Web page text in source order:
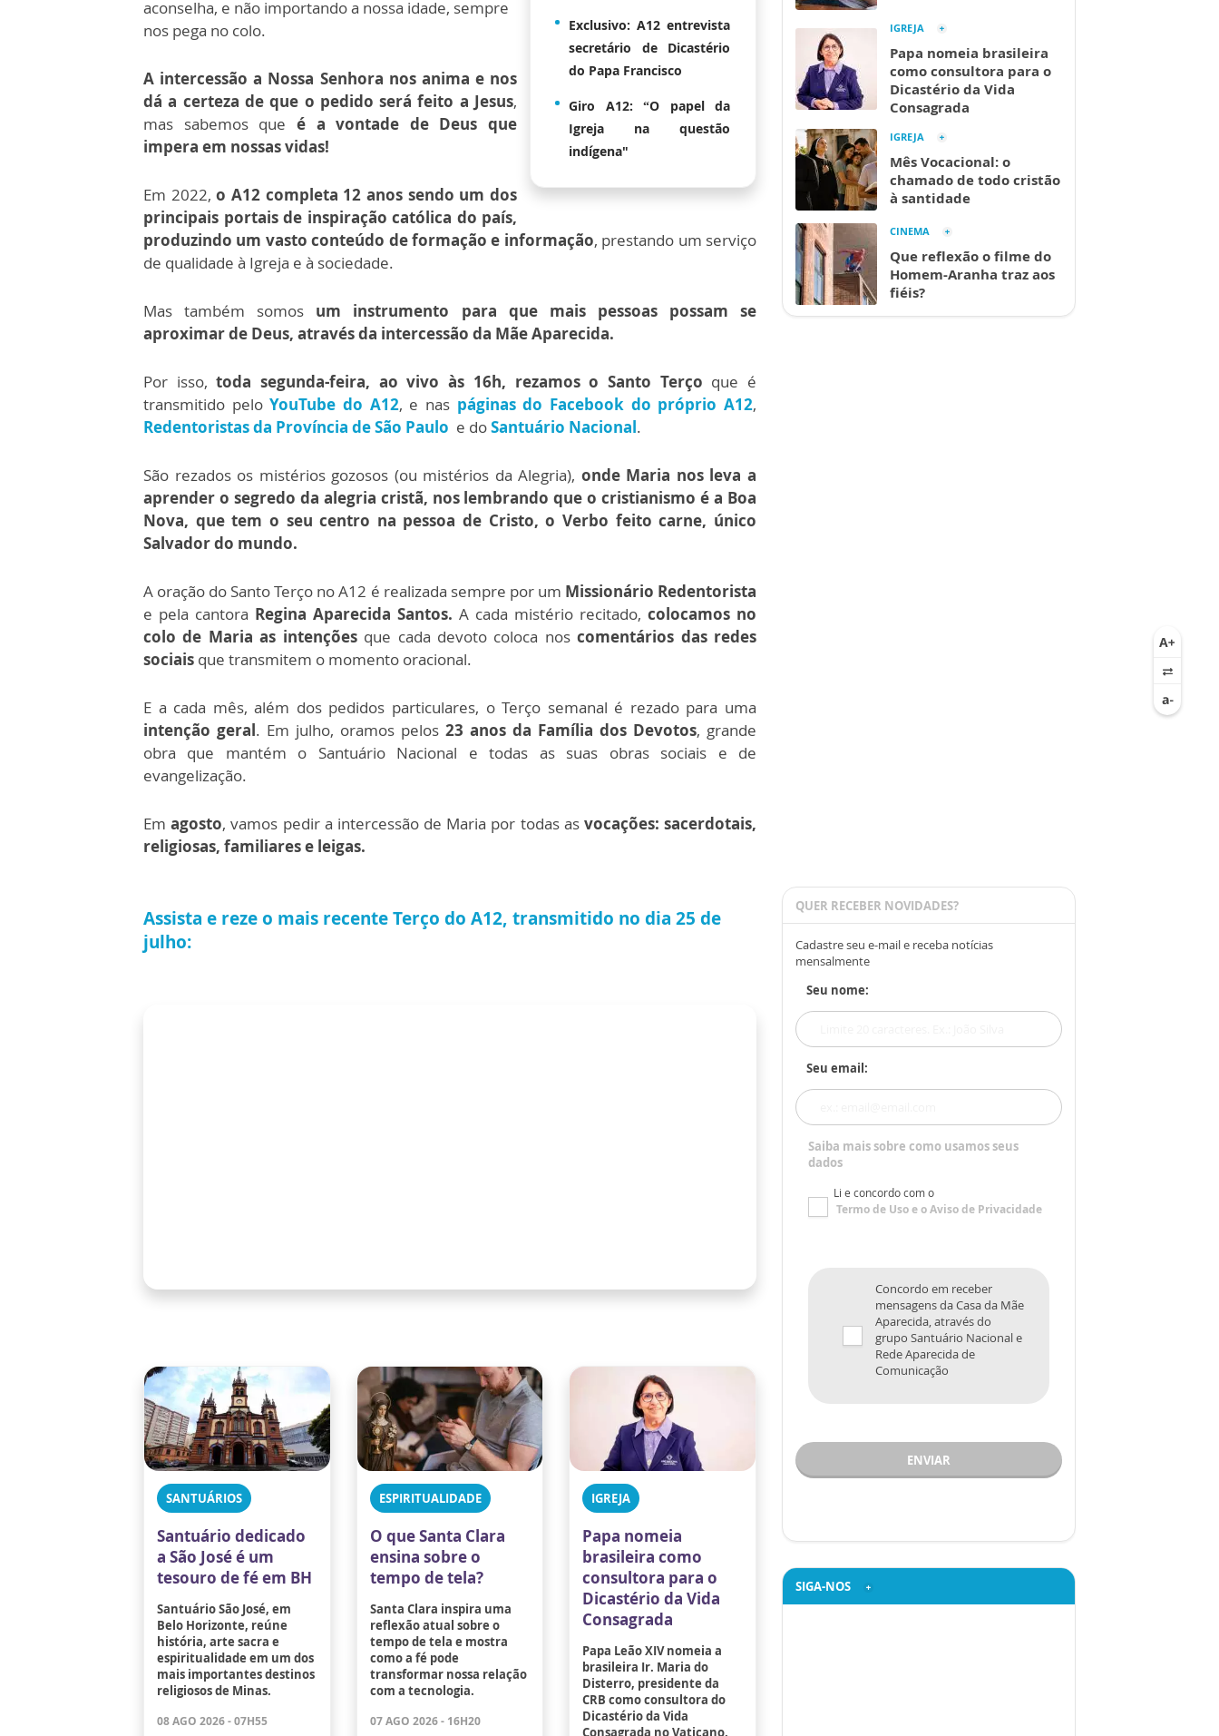
Exclusivo: A12 entrevista
secretário de Dicastério
do Papa Francisco
Giro A12: “O papel da
Igreja na questão
indígena"
aconselha, e não importando a nossa idade, sempre
nos pega no colo.
A intercessão a Nossa Senhora nos anima e nos
dá a certeza de que o pedido será feito a Jesus,
mas sabemos que é a vontade de Deus que
impera em nossas vidas!
Em 2022,o A12 completa 12 anos sendo um dos
principais portais de inspiração católica do país,
produzindo um vasto conteúdo de formação e informação, prestando um serviço
de qualidade à Igreja e à sociedade.
Mas também somos um instrumento para que mais pessoas possam se
aproximar de Deus, através da intercessão da Mãe Aparecida.
Por isso,toda segunda-feira, ao vivo às 16h, rezamos o Santo Terço que é
transmitido peloYouTube do A12, e nas páginas do Facebook do próprio A12,
Redentoristas da Província de São Paulo e doSantuário Nacional.
São rezados os mistérios gozosos (ou mistérios da Alegria), onde Maria nos leva a
aprender o segredo da alegria cristã, nos lembrando que o cristianismo é a Boa
Nova, que tem o seu centro na pessoa de Cristo, o Verbo feito carne, único
Salvador do mundo.
A oração do Santo Terço no A12 é realizada sempre por um Missionário Redentorista
e pela cantora Regina Aparecida Santos. A cada mistério recitado, colocamos no
colo de Maria as intençõesque cada devoto coloca noscomentários das redes
sociais que transmitem o momento oracional.
E a cada mês, além dos pedidos particulares, o Terço semanal é rezado para uma
intenção geral. Em julho, oramos pelos 23 anos da Família dos Devotos, grande
obra que mantém o Santuário Nacional e todas as suas obras sociais e de
evangelização.
Emagosto, vamos pedir a intercessão de Maria por todas as vocações: sacerdotais,
religiosas, familiares e leigas.
Assista e reze o mais recente Terço do A12, transmitido no dia 25 de
julho:
SANTUÁRIOS
Santuário dedicado
a São José é um
tesouro de fé em BH
Santuário São José, em
Belo Horizonte, reúne
história, arte sacra e
espiritualidade em um dos
mais importantes destinos
religiosos de Minas.
08 AGO 2026 - 07H55
ESPIRITUALIDADE
O que Santa Clara
ensina sobre o
tempo de tela?
Santa Clara inspira uma
reflexão atual sobre o
tempo de tela e mostra
como a fé pode
transformar nossa relação
com a tecnologia.
07 AGO 2026 - 16H20
IGREJA
Papa nomeia
brasileira como
consultora para o
Dicastério da Vida
Consagrada
Papa Leão XIV nomeia a
brasileira Ir. Maria do
Disterro, presidente da
CRB como consultora do
Dicastério da Vida
Consagrada no Vaticano.
IGREJA
Papa nomeia brasileira
como consultora para o
Dicastério da Vida
Consagrada
IGREJA
Mês Vocacional: o
chamado de todo cristão
à santidade
CINEMA
Que reflexão o filme do
Homem-Aranha traz aos
fiéis?
QUER RECEBER NOVIDADES?
Cadastre seu e-mail e receba notícias
mensalmente
Seu nome:
Seu email:
Saiba mais sobre como usamos seus
dados
Li e concordo com o
Termo de Usoe oAviso de Privacidade
Concordo em receber
mensagens da Casa da Mãe
Aparecida, através do
grupo Santuário Nacional e
Rede Aparecida de
Comunicação
ENVIAR
SIGA-NOS